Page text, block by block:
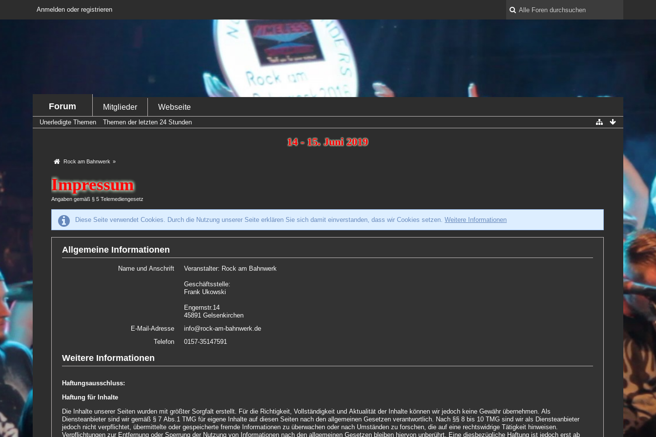
Anmelden oder registrieren
Forum Mitglieder Webseite
Unerledigte Themen Themen der letzten 24 Stunden
14 - 15. Juni 2019
Rock am Bahnwerk »
Impressum
Angaben gemäß § 5 Telemediengesetz
Diese Seite verwendet Cookies. Durch die Nutzung unserer Seite erklären Sie sich damit einverstanden, dass wir Cookies setzen.Weitere Informationen
Allgemeine Informationen
Name und Anschrift Veranstalter: Rock am Bahnwerk
Geschäftsstelle:
Frank Ukowski
Engernstr.14
45891 Gelsenkirchen
E-Mail-Adresse
info@rock-am-bahnwerk.de
Telefon
0157-35147591
Weitere Informationen
Haftungsausschluss:
Haftung für Inhalte
Die Inhalte unserer Seiten wurden mit größter Sorgfalt erstellt. Für die Richtigkeit, Vollständigkeit und Aktualität der Inhalte können wir jedoch keine Gewähr übernehmen. Als
Diensteanbieter sind wir gemäß § 7 Abs.1 TMG für eigene Inhalte auf diesen Seiten nach den allgemeinen Gesetzen verantwortlich. Nach §§ 8 bis 10 TMG sind wir als Diensteanbieter
jedoch nicht verpflichtet, übermittelte oder gespeicherte fremde Informationen zu überwachen oder nach Umständen zu forschen, die auf eine rechtswidrige Tätigkeit hinweisen.
Verpflichtungen zur Entfernung oder Sperrung der Nutzung von Informationen nach den allgemeinen Gesetzen bleiben hiervon unberührt. Eine diesbezügliche Haftung ist jedoch erst ab